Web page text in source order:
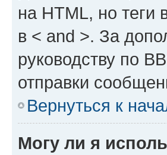
на HTML, но теги
в < and >. За
руководству по
отправки
Вернуться к
Могу ли я